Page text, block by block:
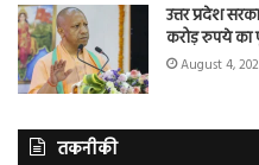
उत्तर प्रदेश
करोड़ रुपये का
August 4,
तकनीकी